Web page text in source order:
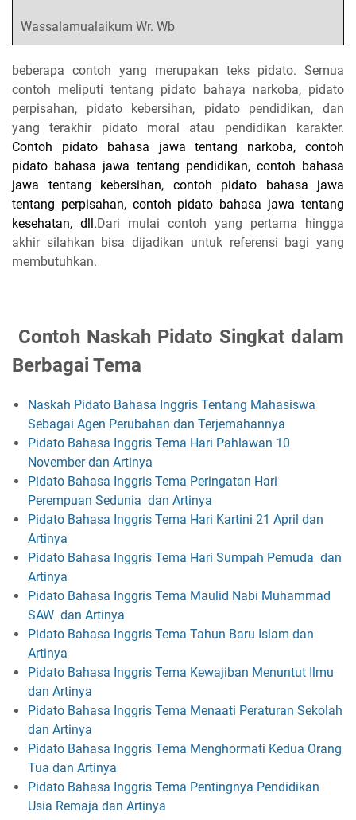
Wassalamualaikum Wr. Wb
beberapa contoh yang merupakan teks pidato. Semua
contoh meliputi tentang pidato bahaya narkoba, pidato
perpisahan, pidato kebersihan, pidato pendidikan, dan
yang terakhir pidato moral atau pendidikan karakter.
Contoh pidato bahasa jawa tentang narkoba, contoh
pidato bahasa jawa tentang pendidikan, contoh bahasa
jawa tentang kebersihan, contoh pidato bahasa jawa
tentang perpisahan, contoh pidato bahasa jawa tentang
kesehatan, dll.Dari mulai contoh yang pertama hingga
akhir silahkan bisa dijadikan untuk referensi bagi yang
membutuhkan.
Contoh Naskah Pidato Singkat dalam
Berbagai Tema
Naskah Pidato Bahasa Inggris Tentang Mahasiswa
Sebagai Agen Perubahan dan Terjemahannya
Pidato Bahasa Inggris Tema Hari Pahlawan 10
November dan Artinya
Pidato Bahasa Inggris Tema Peringatan Hari
Perempuan Sedunia dan Artinya
Pidato Bahasa Inggris Tema Hari Kartini 21 April dan
Artinya
Pidato Bahasa Inggris Tema Hari Sumpah Pemuda dan
Artinya
Pidato Bahasa Inggris Tema Maulid Nabi Muhammad
SAW dan Artinya
Pidato Bahasa Inggris Tema Tahun Baru Islam dan
Artinya
Pidato Bahasa Inggris Tema Kewajiban Menuntut Ilmu
dan Artinya
Pidato Bahasa Inggris Tema Menaati Peraturan Sekolah
dan Artinya
Pidato Bahasa Inggris Tema Menghormati Kedua Orang
Tua dan Artinya
Pidato Bahasa Inggris Tema Pentingnya Pendidikan
Usia Remaja dan Artinya